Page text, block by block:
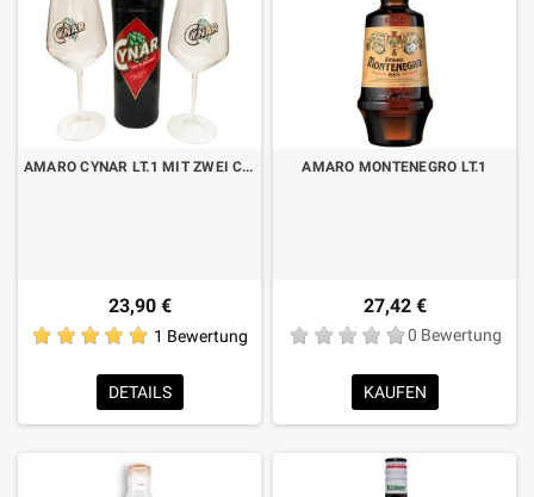
AMARO CYNAR LT.1 MIT ZWEI CYNAR SPRITZ GLÄSERN
23,90 €
1 Bewertung
DETAILS
AMARO MONTENEGRO LT.1
27,42 €
0 Bewertung
KAUFEN